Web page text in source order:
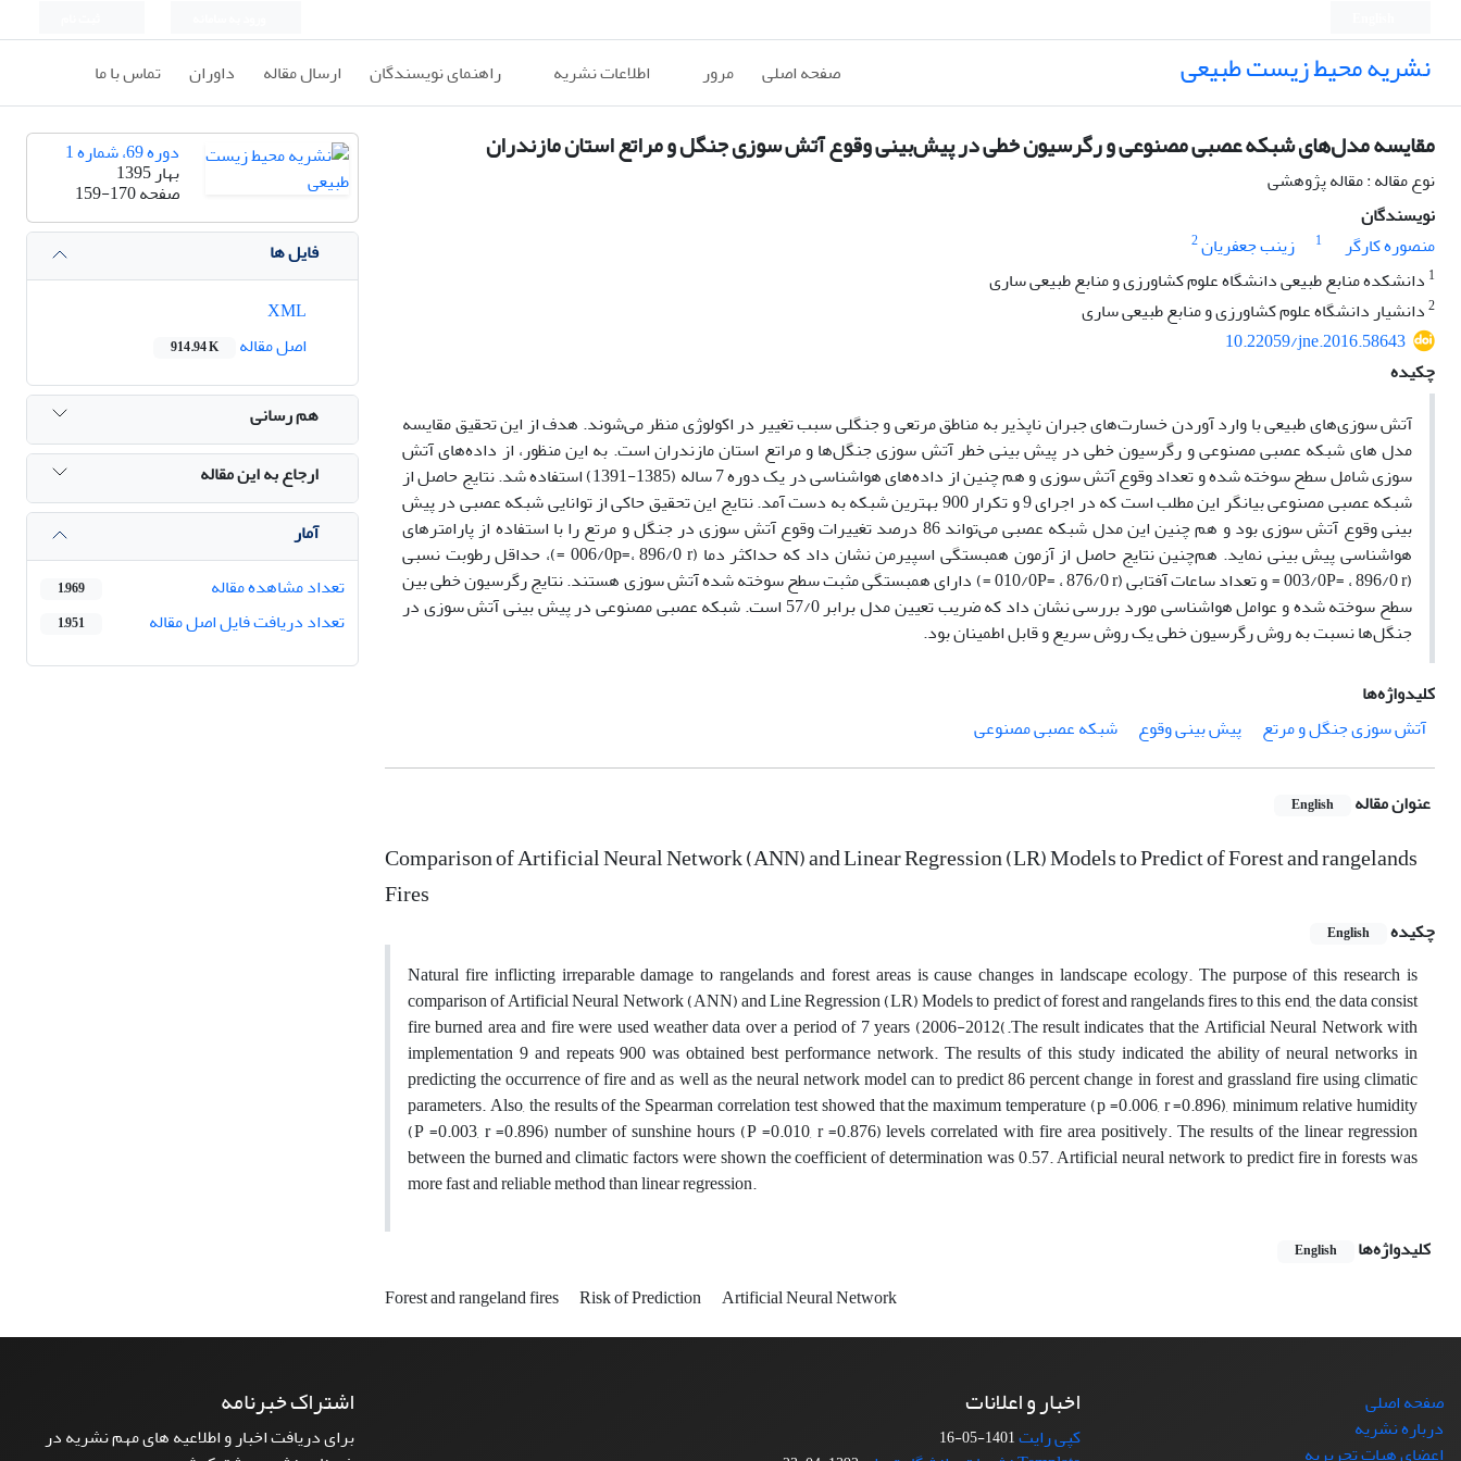
نشریه محیط زیست طبیعی صفحه اصلی مرور اطلاعات نشریه راهنمای نویسندگان ارسال مقاله داوران تماس با ما
مقایسه مدل‌های شبکه عصبی مصنوعی و رگرسیون خطی در پیش‌بینی وقوع آتش سوزی جنگل و مراتع استان مازندران
نوع مقاله : مقاله پژوهشی
نویسندگان
منصوره کارگر
1 زینب جعفریان2
1 دانشکده منابع طبیعی دانشگاه علوم کشاورزی و منابع طبیعی ساری
2دانشیار دانشگاه علوم کشاورزی و منابع طبیعی ساری
10.22059/jne.2016.58643
چکیده
آتش سوزی‌های طبیعی با وارد آوردن خسارت‌های جبران ناپذیر به مناطق مرتعی و جنگلی سبب تغییر در اکولوژی منظر می‌شوند. هدف از این تحقیق مقایسه
مدل های شبکه عصبی مصنوعی و رگرسیون خطی در پیش بینی خطر آتش سوزی جنگل‌ها و مراتع استان مازندران است. به این منظور، از داده‌های آتش
سوزی شامل سطح سوخته شده و تعداد وقوع آتش سوزی و هم چنین از داده‌های هواشناسی در یک دوره 7 ساله (1385-1391) استفاده شد. نتایج حاصل از
شبکه عصبی مصنوعی بیانگر این مطلب است که در اجرای 9 و تکرار 900 بهترین شبکه به دست آمد. نتایج این تحقیق حاکی از توانایی شبکه عصبی در پیش
بینی وقوع آتش سوزی بود و هم چنین این مدل شبکه عصبی می‌تواند 86 درصد تغییرات وقوع آتش سوزی در جنگل و مرتع را با استفاده از پارامتر‌های
هواشناسی پیش بینی نماید. هم‌چنین نتایج حاصل از آزمون همبستگی اسپیرمن نشان داد که حداکثر دما (006/0p=، 896/0 r =)، حداقل رطوبت نسبی
(003/0P= ، 896/0 r = و تعداد ساعات آفتابی (010/0P= ، 876/0 r =) دارای همبستگی مثبت سطح سوخته شده آتش سوزی هستند. نتایج رگرسیون خطی بین
سطح سوخته شده و عوامل هواشناسی مورد بررسی نشان داد که ضریب تعیین مدل برابر 57/0 است. شبکه‌ عصبی مصنوعی در پیش بینی آتش سوزی در
جنگل‌ها نسبت به روش رگرسیون خطی یک روش سریع و قابل اطمینان بود.
کلیدواژه‌ها
آتش سوزی جنگل و مرتع
پیش بینی وقوع شبکه عصبی مصنوعی
عنوان مقاله English
Comparison of Artificial Neural Network (ANN) and Linear Regression (LR) Models to Predict of Forest and rangelands
Fires
چکیده English
Natural fire inflicting irreparable damage to rangelands and forest areas is cause changes in landscape ecology. The purpose of this research is
comparison of Artificial Neural Network (ANN) and Line Regression (LR) Models to predict of forest and rangelands fires to this end, the data consist
fire burned area and fire were used weather data over a period of 7 years (2006-2012(.The result indicates that the Artificial Neural Network with
implementation 9 and repeats 900 was obtained best performance network. The results of this study indicated the ability of neural networks in
predicting the occurrence of fire and as well as the neural network model can to predict 86 percent change in forest and grassland fire using climatic
parameters. Also, the results of the Spearman correlation test showed that the maximum temperature (p =0.006, r =0.896), minimum relative humidity
(P =0.003, r =0.896) number of sunshine hours (P =0.010, r =0.876) levels correlated with fire area positively. The results of the linear regression
between the burned and climatic factors were shown the coefficient of determination was 0.57. Artificial neural network to predict fire in forests was
more fast and reliable method than linear regression.
کلیدواژه‌ها
English
Forest and rangeland fires Risk of Prediction Artificial Neural Network
دوره 69، شماره 1
بهار 1395
صفحه159-170
فایل ها
اصل مقاله
914.94 K
هم رسانی
ارجاع به این مقاله
آمار
تعداد مشاهده مقاله
1,969
تعداد دریافت فایل اصل مقاله 1,951
صفحه اصلی
درباره نشریه
اعضای هیات تحریریه
اخبار و اعلانات
کپی رایت1401-05-16
اشتراک خبرنامه
برای دریافت اخبار و اطلاعیه های مهم نشریه در